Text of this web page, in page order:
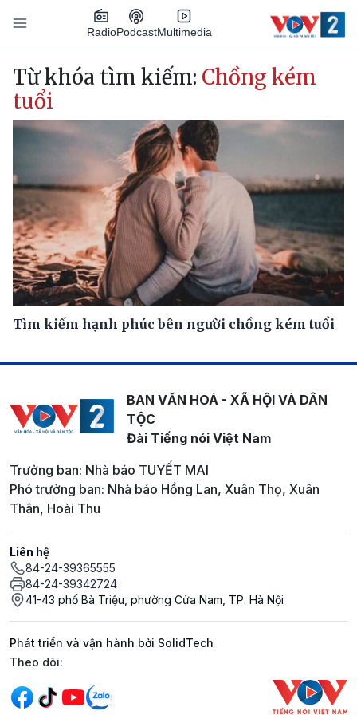
Nhảy đến nội dung
RadioPodcastMultimedia
Main navigation
Từ khóa tìm kiếm: Chồng kém
tuổi
Tìm kiếm hạnh phúc bên người chồng kém tuổi
BAN VĂN HOÁ - XÃ HỘI VÀ DÂN
TỘC
Đài Tiếng nói Việt Nam
Trưởng ban: Nhà báo TUYẾT MAI
Phó trưởng ban: Nhà báo Hồng Lan, Xuân Thọ, Xuân
Thân, Hoài Thu
Liên hệ
84-24-39365555
84-24-39342724
41-43 phố Bà Triệu, phường Cửa Nam, TP. Hà Nội
Phát triển và vận hành bởi SolidTech
Mạng xã hội
Theo dõi: